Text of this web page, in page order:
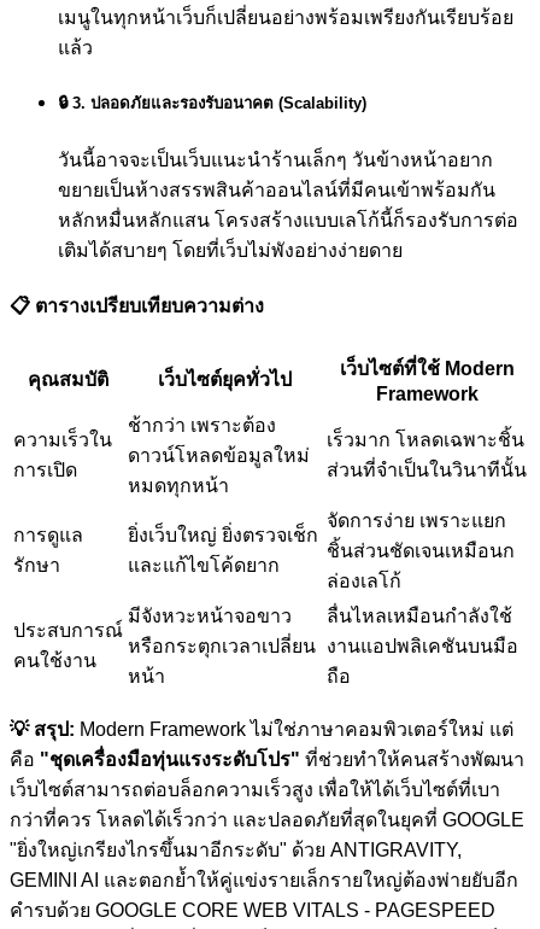
เมนูในทุกหน้าเว็บก็เปลี่ยนอย่างพร้อมเพรียงกันเรียบร้อย
แล้ว
🔒 3. ปลอดภัยและรองรับอนาคต (Scalability)
วันนี้อาจจะเป็นเว็บแนะนำร้านเล็กๆ วันข้างหน้าอยาก
ขยายเป็นห้างสรรพสินค้าออนไลน์ที่มีคนเข้าพร้อมกัน
หลักหมื่นหลักแสน โครงสร้างแบบเลโก้นี้ก็รองรับการต่อ
เติมได้สบายๆ โดยที่เว็บไม่พังอย่างง่ายดาย
📋 ตารางเปรียบเทียบความต่าง
คุณสมบัติ เว็บไซต์ยุคทั่วไป
เว็บไซต์ที่ใช้ Modern
Framework
ความเร็วใน
การเปิด
ช้ากว่า เพราะต้อง
ดาวน์โหลดข้อมูลใหม่
หมดทุกหน้า
เร็วมาก โหลดเฉพาะชิ้น
ส่วนที่จำเป็นในวินาทีนั้น
การดูแล
รักษา
ยิ่งเว็บใหญ่ ยิ่งตรวจเช็ก
และแก้ไขโค้ดยาก
จัดการง่าย เพราะแยก
ชิ้นส่วนชัดเจนเหมือนก
ล่องเลโก้
ประสบการณ์
คนใช้งาน
มีจังหวะหน้าจอขาว
หรือกระตุกเวลาเปลี่ยน
หน้า
ลื่นไหลเหมือนกำลังใช้
งานแอปพลิเคชันบนมือ
ถือ
💡 สรุป: Modern Framework ไม่ใช่ภาษาคอมพิวเตอร์ใหม่ แต่
คือ "ชุดเครื่องมือทุ่นแรงระดับโปร" ที่ช่วยทำให้คนสร้างพัฒนา
เว็บไซต์สามารถต่อบล็อกความเร็วสูง เพื่อให้ได้เว็บไซต์ที่เบา
กว่าที่ควร โหลดได้เร็วกว่า และปลอดภัยที่สุดในยุคที่ GOOGLE
"ยิ่งใหญ่เกรียงไกรขึ้นมาอีกระดับ" ด้วย ANTIGRAVITY,
GEMINI AI และตอกย้ำให้คู่แข่งรายเล็กรายใหญ่ต้องพ่ายยับอีก
คำรบด้วย GOOGLE CORE WEB VITALS - PAGESPEED